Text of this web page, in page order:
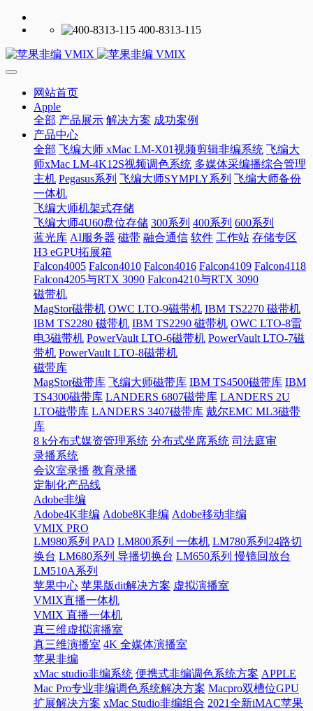
400-8313-115
网站首页
Apple
全部 产品展示 解决方案 成功案例
产品中心
全部 飞编大师 xMac LM-X01视频剪辑非编系统 飞编大
师xMac LM-4K12S视频调色系统 多媒体采编播综合管理
主机 Pegasus系列 飞编大师SYMPLY系列 飞编大师备份
一体机
飞编大师机架式存储
飞编大师4U60盘位存储 300系列 400系列 600系列
蓝光库 AI服务器 磁带 融合通信 软件 工作站 存储专区
H3 eGPU拓展箱
Falcon4005 Falcon4010 Falcon4016 Falcon4109 Falcon4118
Falcon4205与RTX 3090 Falcon4210与RTX 3090
磁带机
MagStor磁带机 OWC LTO-9磁带机 IBM TS2270 磁带机
IBM TS2280 磁带机 IBM TS2290 磁带机 OWC LTO-8雷
电3磁带机 PowerVault LTO-6磁带机 PowerVault LTO-7磁
带机 PowerVault LTO-8磁带机
磁带库
MagStor磁带库 飞编大师磁带库 IBM TS4500磁带库 IBM
TS4300磁带库 LANDERS 6807磁带库 LANDERS 2U
LTO磁带库 LANDERS 3407磁带库 戴尔EMC ML3磁带
库
8 k分布式媒资管理系统 分布式坐席系统 司法庭审
录播系统
会议室录播 教育录播
定制化产品线
Adobe非编
Adobe4K非编 Adobe8K非编 Adobe移动非编
VMIX PRO
LM980系列 PAD LM800系列 一体机 LM780系列24路切
换台 LM680系列 导播切换台 LM650系列 慢镜回放台
LM510A系列
苹果中心 苹果版dit解决方案 虚拟演播室
VMIX直播一体机
VMIX 直播一体机
真三维虚拟演播室
真三维演播室 4K 全媒体演播室
苹果非编
xMac studio非编系统 便携式非编调色系统方案 APPLE
Mac Pro专业非编调色系统解决方案 Macpro双槽位GPU
扩展解决方案 xMac Studio非编组合 2021全新iMAC苹果